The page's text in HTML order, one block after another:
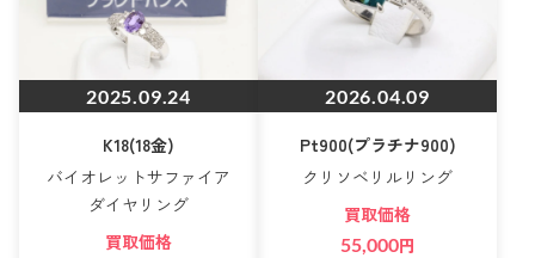
2025.09.24
K18(18金)
バイオレットサファイア
ダイヤリング
買取価格
2026.04.09
Pt900(プラチナ900)
クリソベリルリング
買取価格
55,000円